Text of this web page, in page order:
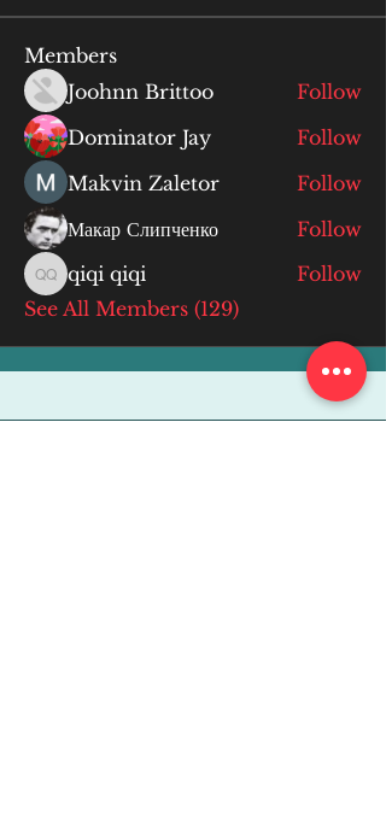
Members
Joohnn Brittoo
Follow
Dominator Jay
Follow
Makvin Zaletor
Follow
Макар Слипченко
Follow
qiqi qiqi
qiqi qiqi
Follow
See All Members (129)